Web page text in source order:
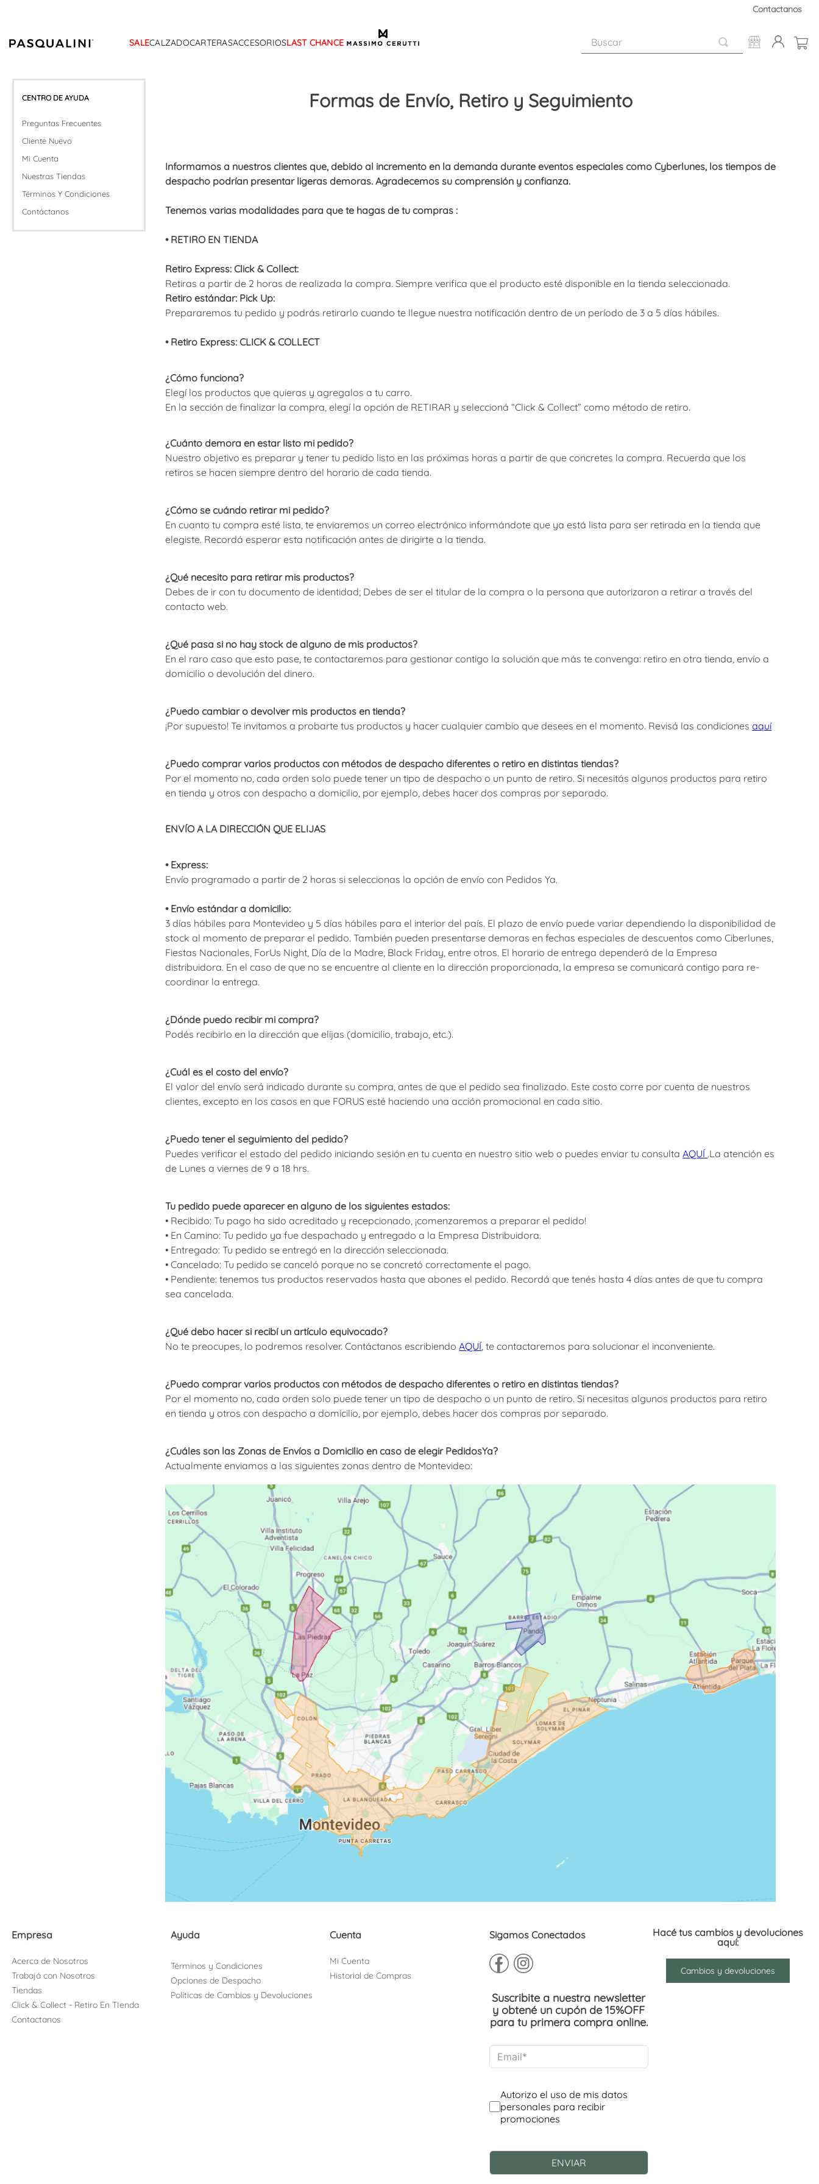
Contactanos
SALECALZADOCARTERASACCESORIOSLAST CHANCE
CENTRO DE AYUDA
Preguntas Frecuentes
Cliente Nuevo
Mi Cuenta
Nuestras Tiendas
Términos Y Condiciones
Contáctanos
Formas de Envío, Retiro y Seguimiento
Informamos a nuestros clientes que, debido al incremento en la demanda durante eventos especiales como Cyberlunes, los tiempos de
despacho podrían presentar ligeras demoras. Agradecemos su comprensión y confianza.
Tenemos varias modalidades para que te hagas de tu compras :
• RETIRO EN TIENDA
Retiro Express: Click & Collect:
Retiras a partir de 2 horas de realizada la compra. Siempre verifica que el producto esté disponible en la tienda seleccionada.
Retiro estándar: Pick Up:
Prepararemos tu pedido y podrás retirarlo cuando te llegue nuestra notificación dentro de un período de 3 a 5 días hábiles.
• Retiro Express: CLICK & COLLECT
¿Cómo funciona?
Elegí los productos que quieras y agregalos a tu carro.
En la sección de finalizar la compra, elegí la opción de RETIRAR y seleccioná “Click & Collect” como método de retiro.
¿Cuánto demora en estar listo mi pedido?
Nuestro objetivo es preparar y tener tu pedido listo en las próximas horas a partir de que concretes la compra. Recuerda que los
retiros se hacen siempre dentro del horario de cada tienda.
¿Cómo se cuándo retirar mi pedido?
En cuanto tu compra esté lista, te enviaremos un correo electrónico informándote que ya está lista para ser retirada en la tienda que
elegiste. Recordá esperar esta notificación antes de dirigirte a la tienda.
¿Qué necesito para retirar mis productos?
Debes de ir con tu documento de identidad; Debes de ser el titular de la compra o la persona que autorizaron a retirar a través del
contacto web.
¿Qué pasa si no hay stock de alguno de mis productos?
En el raro caso que esto pase, te contactaremos para gestionar contigo la solución que más te convenga: retiro en otra tienda, envío a
domicilio o devolución del dinero.
¿Puedo cambiar o devolver mis productos en tienda?
¡Por supuesto! Te invitamos a probarte tus productos y hacer cualquier cambio que desees en el momento. Revisá las condicionesaquí
¿Puedo comprar varios productos con métodos de despacho diferentes o retiro en distintas tiendas?
Por el momento no, cada orden solo puede tener un tipo de despacho o un punto de retiro. Si necesitás algunos productos para retiro
en tienda y otros con despacho a domicilio, por ejemplo, debes hacer dos compras por separado.
ENVÍO A LA DIRECCIÓN QUE ELIJAS
• Express:
Envío programado a partir de 2 horas si seleccionas la opción de envío con Pedidos Ya.
• Envío estándar a domicilio:
3 días hábiles para Montevideo y 5 días hábiles para el interior del país. El plazo de envío puede variar dependiendo la disponibilidad de
stock al momento de preparar el pedido. También pueden presentarse demoras en fechas especiales de descuentos como Ciberlunes,
Fiestas Nacionales, ForUs Night, Día de la Madre, Black Friday, entre otros. El horario de entrega dependerá de la Empresa
distribuidora. En el caso de que no se encuentre al cliente en la dirección proporcionada, la empresa se comunicará contigo para re-
coordinar la entrega.
¿Dónde puedo recibir mi compra?
Podés recibirlo en la dirección que elijas (domicilio, trabajo, etc.).
¿Cuál es el costo del envío?
El valor del envío será indicado durante su compra, antes de que el pedido sea finalizado. Este costo corre por cuenta de nuestros
clientes, excepto en los casos en que FORUS esté haciendo una acción promocional en cada sitio.
¿Puedo tener el seguimiento del pedido?
Puedes verificar el estado del pedido iniciando sesión en tu cuenta en nuestro sitio web o puedes enviar tu consultaAQUÍ .La atención es
de Lunes a viernes de 9 a 18 hrs.
Tu pedido puede aparecer en alguno de los siguientes estados:
• Recibido: Tu pago ha sido acreditado y recepcionado, ¡comenzaremos a preparar el pedido!
• En Camino: Tu pedido ya fue despachado y entregado a la Empresa Distribuidora.
• Entregado: Tu pedido se entregó en la dirección seleccionada.
• Cancelado: Tu pedido se canceló porque no se concretó correctamente el pago.
• Pendiente: tenemos tus productos reservados hasta que abones el pedido. Recordá que tenés hasta 4 días antes de que tu compra
sea cancelada.
¿Qué debo hacer si recibí un artículo equivocado?
No te preocupes, lo podremos resolver. Contáctanos escribiendoAQUÍ, te contactaremos para solucionar el inconveniente.
¿Puedo comprar varios productos con métodos de despacho diferentes o retiro en distintas tiendas?
Por el momento no, cada orden solo puede tener un tipo de despacho o un punto de retiro. Si necesitas algunos productos para retiro
en tienda y otros con despacho a domicilio, por ejemplo, debes hacer dos compras por separado.
¿Cuáles son las Zonas de Envíos a Domicilio en caso de elegir PedidosYa?
Actualmente enviamos a las siguientes zonas dentro de Montevideo:
Empresa
Acerca de Nosotros
Trabajá con Nosotros
Tiendas
Click & Collect - Retiro En TIenda
Contactanos
Ayuda
Términos y Condiciones
Opciones de Despacho
Políticas de Cambios y Devoluciones
Cuenta
Mi Cuenta
Historial de Compras
Sigamos Conectados
Suscribite a nuestra newsletter
y obtené un cupón de 15%OFF
para tu primera compra online.
Hacé tus cambios y devoluciones
aquí:
Cambios y devoluciones
2 .
mocasin
5.
zapato
7.
cartera